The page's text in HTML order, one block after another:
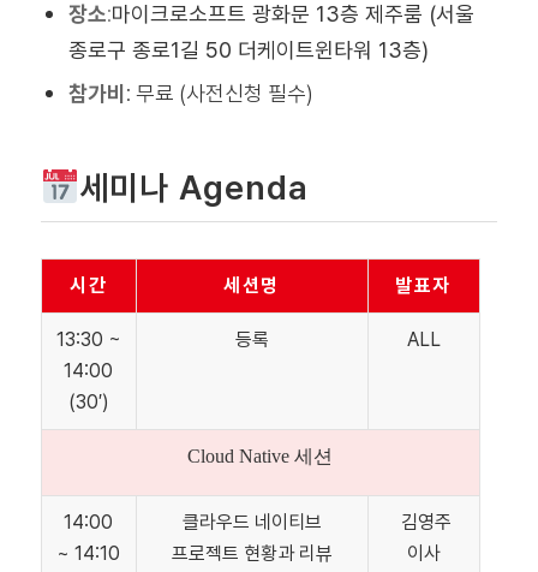
장소:마이크로소프트 광화문 13층 제주룸 (서울
종로구 종로1길 50 더케이트윈타워 13층)
참가비 : 무료 (사전신청 필수)
세미나 Agenda
시간 세션명 발표자
13:30 ~
14:00
(30′)
등록 ALL
Cloud Native 세션
14:00
~ 14:10
클라우드 네이티브
프로젝트 현황과 리뷰
김영주
이사